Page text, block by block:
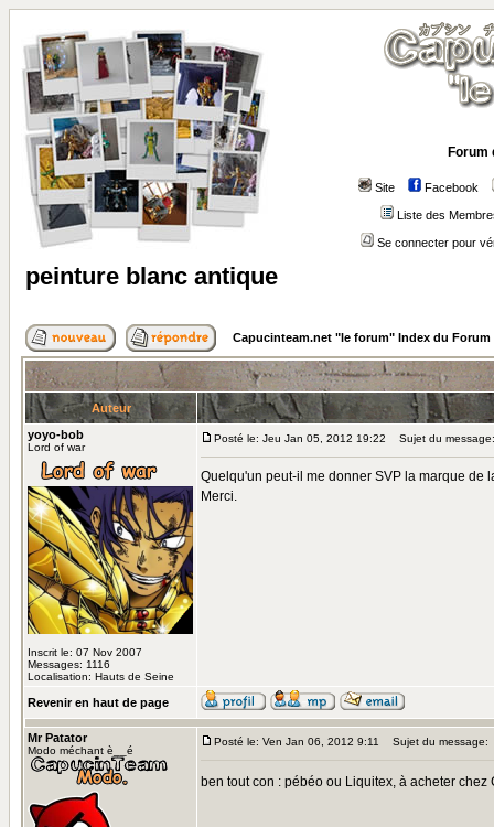
Forum
Site Facebook
Liste des
Se connecter pour
peinture blanc antique
Capucinteam.net "le forum" Index du Forum
Auteur
yoyo-bob
Lord of war
Inscrit le: 07 Nov 2007
Messages: 1116
Localisation: Hauts de Seine
Posté le: Jeu Jan 05, 2012 19:22 Sujet du
Quelqu'un peut-il me donner SVP la marque de
Merci.
Revenir en haut de page
Mr Patator
Modo méchant è__é
Posté le: Ven Jan 06, 2012 9:11 Sujet du message:
ben tout con : pébéo ou Liquitex, à acheter